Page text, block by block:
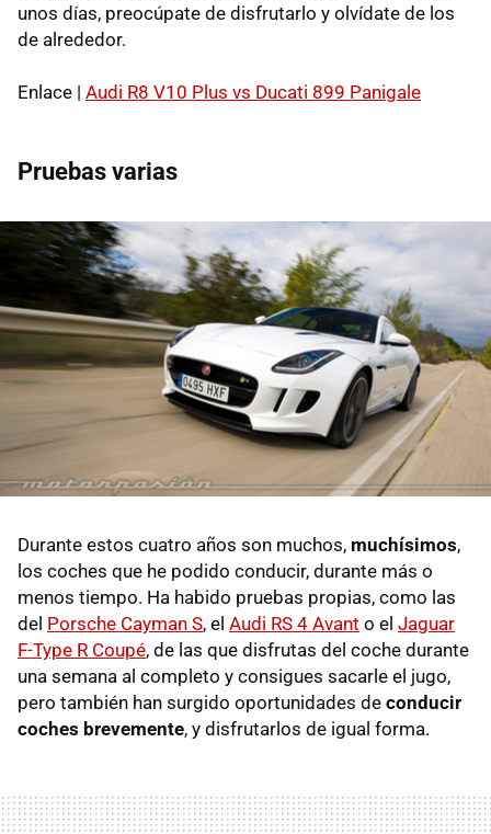
unos días, preocúpate de disfrutarlo y olvídate de los
de alrededor.
Enlace | Audi R8 V10 Plus vs Ducati 899 Panigale
Pruebas varias
Durante estos cuatro años son muchos, muchísimos,
los coches que he podido conducir, durante más o
menos tiempo. Ha habido pruebas propias, como las
del Porsche Cayman S, el Audi RS 4 Avant o el Jaguar
F-Type R Coupé, de las que disfrutas del coche durante
una semana al completo y consigues sacarle el jugo,
pero también han surgido oportunidades de conducir
coches brevemente, y disfrutarlos de igual forma.